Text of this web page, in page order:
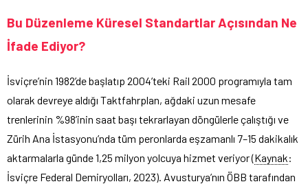
Bu Düzenleme Küresel Standartlar Açısından Ne
İfade Ediyor?
İsviçre’nin 1982’de başlatıp 2004’teki Rail 2000 programıyla tam
olarak devreye aldığı Taktfahrplan, ağdaki uzun mesafe
trenlerinin %98’inin saat başı tekrarlayan döngülerle çalıştığı ve
Zürih Ana İstasyonu’nda tüm peronlarda eşzamanlı 7–15 dakikalık
aktarmalarla günde 1,25 milyon yolcuya hizmet veriyor (Kaynak:
İsviçre Federal Demiryolları, 2023). Avusturya’nın ÖBB tarafından